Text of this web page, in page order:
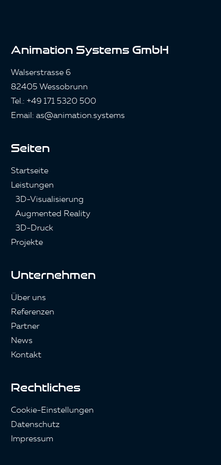
Animation Systems GmbH
Walserstrasse 6
82405 Wessobrunn
Tel.: +49 171 5320 500
Email: as@animation.systems
Seiten
Startseite
Leistungen
3D-Visualisierung
Augmented Reality
3D-Druck
Projekte
Unternehmen
Über uns
Referenzen
Partner
News
Kontakt
Rechtliches
Cookie-Einstellungen
Datenschutz
Impressum